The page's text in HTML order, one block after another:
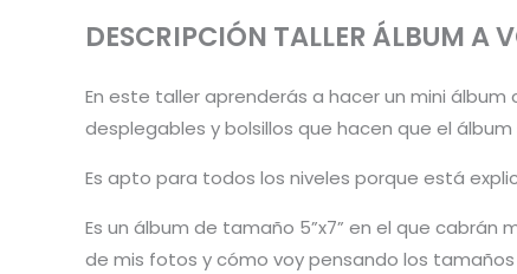
DESCRIPCIÓN TALLER ÁLBUM A
En este taller aprenderás a hacer un mini
desplegables y bolsillos que hacen que el
Es apto para todos los niveles porque está
Es un álbum de tamaño 5”x7” en el que
de mis fotos y cómo voy pensando los